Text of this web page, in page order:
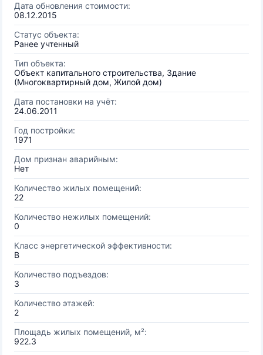
Дата обновления стоимости:
08.12.2015
Статус объекта:
Ранее учтенный
Тип объекта:
Объект капитального строительства, Здание
(Многоквартирный дом, Жилой дом)
Дата постановки на учёт:
24.06.2011
Год постройки:
1971
Дом признан аварийным:
Нет
Количество жилых помещений:
22
Количество нежилых помещений:
0
Класс энергетической эффективности:
B
Количество подъездов:
3
Количество этажей:
2
Площадь жилых помещений, м²:
922.3